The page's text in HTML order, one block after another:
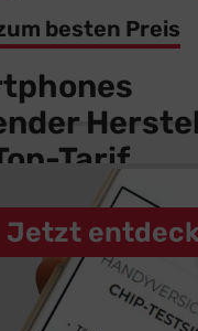
Tarif
Jetzt
besten Preis